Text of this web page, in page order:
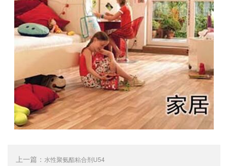
上一篇： 水性聚氨酯粘合剂U54